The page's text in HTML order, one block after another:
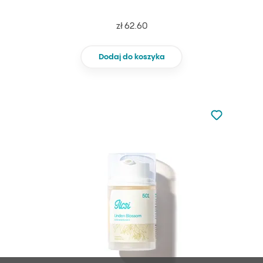
zł 62.60
Dodaj do koszyka
Nie dodano
Dodaj do